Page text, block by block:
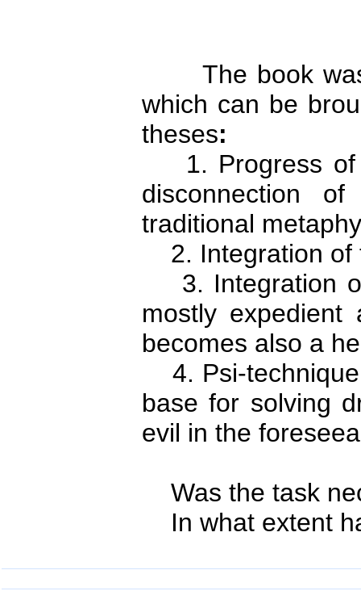
The book
which can be
theses:
1. Progress of
disconnection
traditional
2. Integration of
3. Integration
mostly
becomes also a
4. Psi-
base for solving
evil in the
Was the task
In what extent